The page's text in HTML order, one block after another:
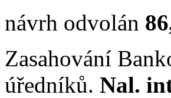
návrh odvolán
Zasahování
úředníků. Nal.